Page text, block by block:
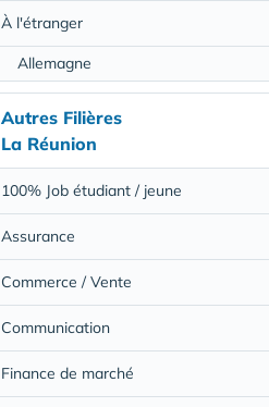
À l'étranger
Allemagne
Autres Filières
La Réunion
100% Job étudiant / jeune
Assurance
Commerce / Vente
Communication
Finance de marché